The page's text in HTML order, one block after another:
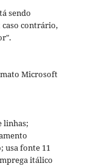
sendo
contrário,
Microsoft
linhas;
usa fonte 11
itálico